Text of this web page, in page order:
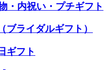
・内祝い・プチギフト
（ブライダルギフト）
ギフト